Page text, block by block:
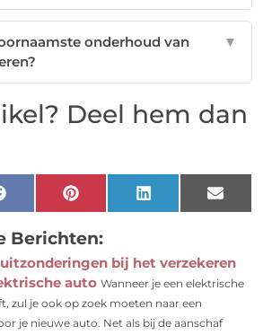
onderhoud van
▼
Deel hem dan
Facebook Pinterest LinkedIn Email
Berichten:
bij het verzekeren
auto Wanneer je een elektrische
zul je ook op zoek moeten naar een
je nieuwe auto. Net als bij de aanschaf